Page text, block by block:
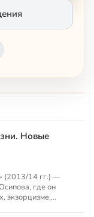
Новые
(2013/14 гг.) —
где он
экзорцизме,